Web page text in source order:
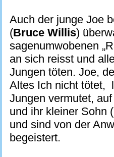
Auch der junge Joe
(Bruce Willis)
sagenumwobenen
an sich reisst und
Jungen töten. Joe,
Altes Ich nicht tötet,
Jungen vermutet,
und ihr kleiner Sohn
und sind von der
begeistert.